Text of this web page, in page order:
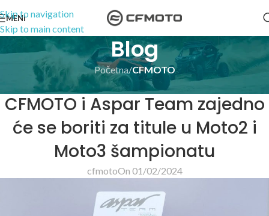
Skip to navigation
Skip to main content
MENI
Blog
Početna/CFMOTO
CFMOTO
CFMOTO i Aspar Team zajedno
će se boriti za titule u Moto2 i
Moto3 šampionatu
cfmotoOn 01/02/2024